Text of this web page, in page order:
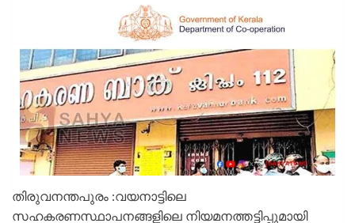
തിരുവനന്തപുരം :വയനാട്ടിലെ
സഹകരണസ്ഥാപനങ്ങളിലെ നിയമനത്തട്ടിപ്പുമായി